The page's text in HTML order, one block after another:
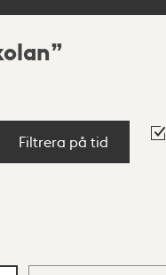
Filtrera på tid